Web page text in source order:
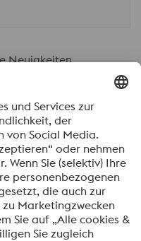
Neuigkeiten
Captcha ⇗
werden Ihre
der Bearbeitung